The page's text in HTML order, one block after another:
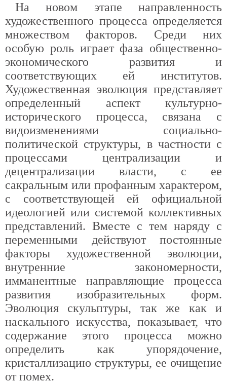
На новом этапе направленность
художественного процесса определяется
множеством факторов. Среди них
особую роль играет фаза общественно-
экономического развития и
соответствующих ей институтов.
Художественная эволюция представляет
определенный аспект культурно-
исторического процесса, связана с
видоизменениями социально-
политической структуры, в частности с
процессами централизации и
децентрализации власти, с ее
сакральным или профанным характером,
с соответствующей ей официальной
идеологией или системой коллективных
представлений. Вместе с тем наряду с
переменными действуют постоянные
факторы художественной эволюции,
внутренние закономерности,
имманентные направляющие процесса
развития изобразительных форм.
Эволюция скульптуры, так же как и
наскального искусства, показывает, что
содержание этого процесса можно
определить как упорядочение,
кристаллизацию структуры, ее очищение
от помех.